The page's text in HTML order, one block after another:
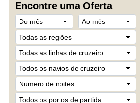
Encontre uma Oferta